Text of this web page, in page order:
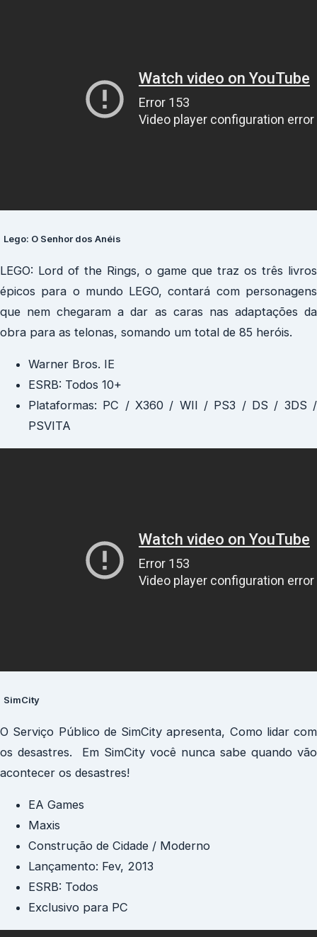
Lego: O Senhor dos Anéis
LEGO: Lord of the Rings, o game que traz os três livros
épicos para o mundo LEGO, contará com personagens
que nem chegaram a dar as caras nas adaptações da
obra para as telonas, somando um total de 85 heróis.
Warner Bros. IE
ESRB: Todos 10+
Plataformas: PC / X360 / WII / PS3 / DS / 3DS /
PSVITA
SimCity
O Serviço Público de SimCity apresenta, Como lidar com
os desastres. Em SimCity você nunca sabe quando vão
acontecer os desastres!
EA Games
Maxis
Construção de Cidade / Moderno
Lançamento: Fev, 2013
ESRB: Todos
Exclusivo para PC